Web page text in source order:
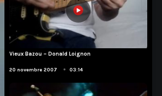
Vieux Bazou – Donald Loignon
20 novembre 2007
• 03:14